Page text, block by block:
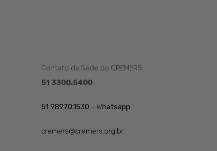
Contato da Sede do CREMERS:
51 3300.5400
51 98970.1530 - Whatsapp
cremers@cremers.org.br